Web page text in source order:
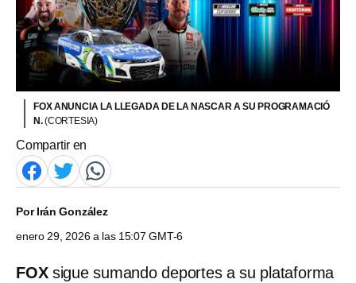
FOX ANUNCIA LA LLEGADA DE LA NASCAR A SU PROGRAMACIÓ
N.(CORTESIA)
Compartir en
PorIrán González
enero 29, 2026 a las 15:07 GMT-6
FOXsigue sumando deportes a su plataforma